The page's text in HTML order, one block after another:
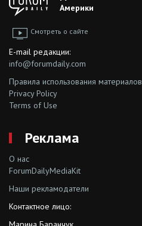
Америки
Смотреть о сайте
E-mail редакции:
info@forumdaily.com
Правила использования материалов
Privacy Policy
Terms of Use
Реклама
О нас
ForumDailyMediaKit
Наши рекламодатели
Контактное лицо: